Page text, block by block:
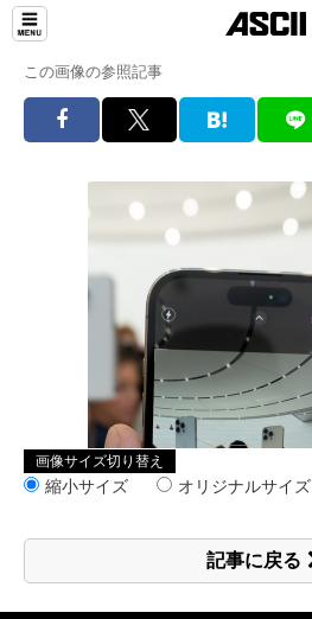
この画像の参照記事
画像サイズ切り替え
縮小サイズ オリジナルサイズ
記事に戻る